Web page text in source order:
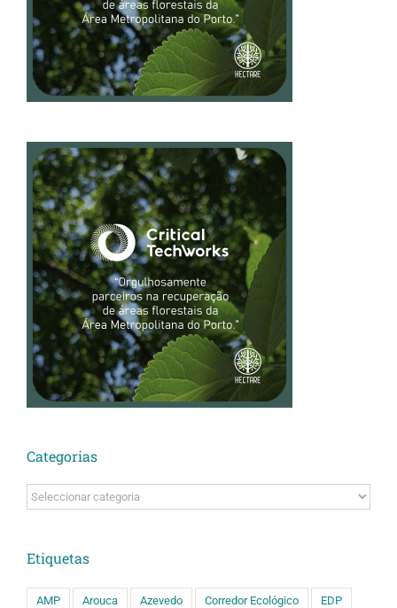
Categorias
Categorias
Etiquetas
AMP Arouca Azevedo Corredor Ecológico EDP